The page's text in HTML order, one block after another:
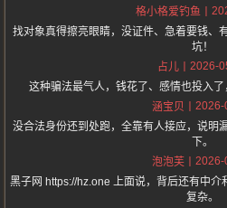
格小格爱钓鱼
找对象真得擦亮眼睛，没证件、急着要钱、
坑！
占儿
2026-
这种骗法最气人，钱花了、感情也投入了
涵宝贝
2026-
没合法身份还到处跑，全靠有人接应，说明
下。
泡泡芙
2026-
黑子网 https://hz.one 上面说，背后还有中
复杂。